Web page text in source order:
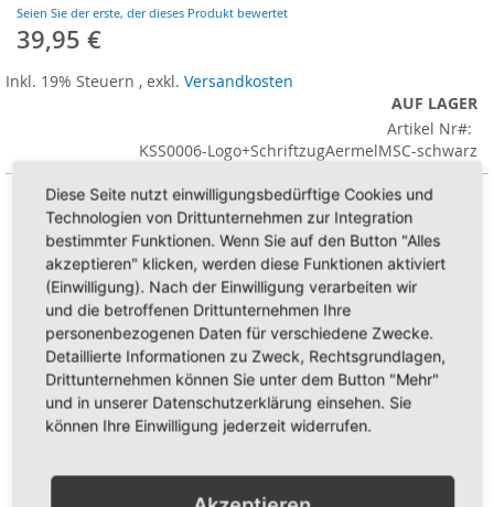
Seien Sie der erste, der dieses Produkt bewertet
39,95 €
Inkl. 19% Steuern , exkl. Versandkosten
AUF LAGER
Artikel Nr
KSS0006-Logo+SchriftzugAermelMSC-schwarz
Größe
Menge
In den Warenkorb
ZUR WUNSCHLISTE HINZUFÜGEN
Diese Seite nutzt einwilligungsbedürftige Cookies und
Technologien von Drittunternehmen zur Integration
bestimmter Funktionen. Wenn Sie auf den Button "Alles
akzeptieren" klicken, werden diese Funktionen aktiviert
(Einwilligung). Nach der Einwilligung verarbeiten wir
und die betroffenen Drittunternehmen Ihre
personenbezogenen Daten für verschiedene Zwecke.
Detaillierte Informationen zu Zweck, Rechtsgrundlagen,
Drittunternehmen können Sie unter dem Button "Mehr"
und in unserer Datenschutzerklärung einsehen. Sie
können Ihre Einwilligung jederzeit widerrufen.